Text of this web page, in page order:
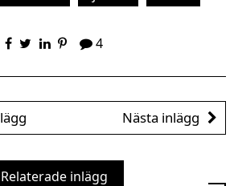
4
Nästa inlägg
Relaterade inlägg